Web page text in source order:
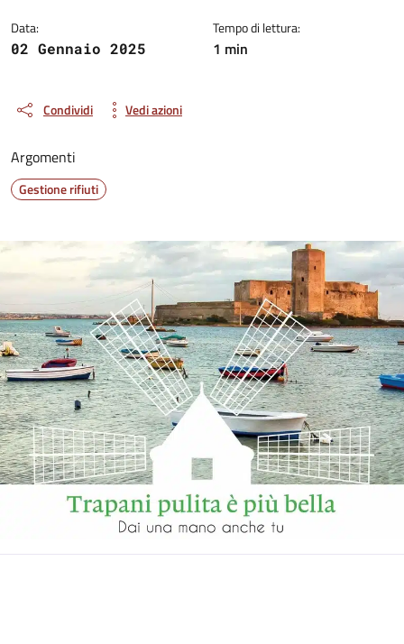
Data:
02 Gennaio 2025
Tempo di lettura:
1 min
Condividi Vedi azioni
Argomenti
Gestione rifiuti